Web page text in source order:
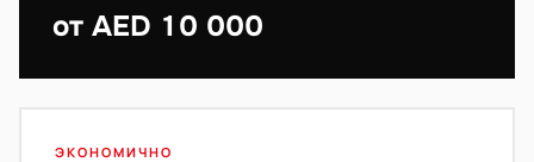
от AED 10 000
ЭКОНОМИЧНО